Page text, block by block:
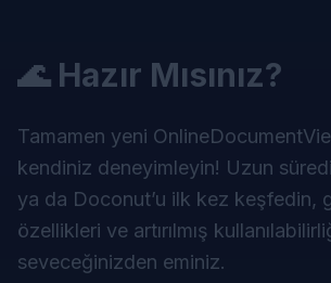
🌊 Hazır Mısınız?
Tamamen yeni
kendiniz deneyimleyin! Uzun
ya da Doconut’u ilk kez keşfedin,
özellikleri ve artırılmış
seveceğinizden eminiz.